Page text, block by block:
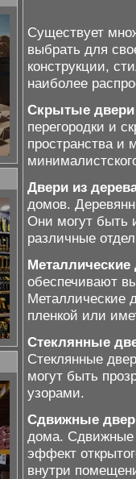
Существует
выбрать для
конструкции,
наиболее
Скрытые двери
перегородки и
пространства и
Двери из
домов.
Они могут быть
различные
Металлические
обеспечивают
Металлические
пленкой или
Стеклянные
Стеклянные
могут быть
узорами.
Сдвижные
дома. Сдвижные
эффект
внутри